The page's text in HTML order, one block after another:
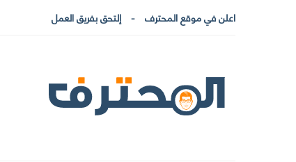
اعلن في موقع المحترف إلتحق بفريق العمل